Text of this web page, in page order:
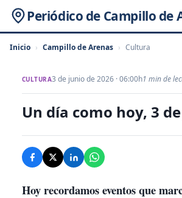
Periódico de Campillo de
Inicio › Campillo de Arenas › Cultura
CULTURA3 de junio de 2026 · 06:00h1 min de
Un día como hoy, 3
Hoy recordamos eventos que